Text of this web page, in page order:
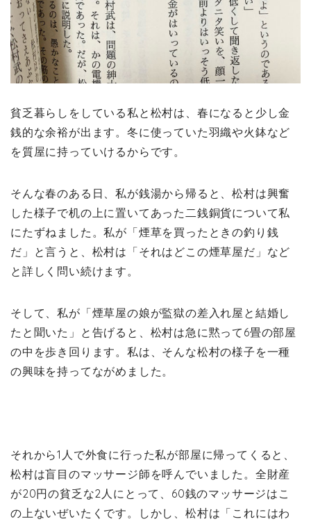
貧乏暮らしをしている私と松村は、春になると少し金
銭的な余裕が出ます。冬に使っていた羽織や火鉢など
を質屋に持っていけるからです。
そんな春のある日、私が銭湯から帰ると、松村は興奮
した様子で机の上に置いてあった二銭銅貨について私
にたずねました。私が「煙草を買ったときの釣り銭
だ」と言うと、松村は「それはどこの煙草屋だ」など
と詳しく問い続けます。
そして、私が「煙草屋の娘が監獄の差入れ屋と結婚し
たと聞いた」と告げると、松村は急に黙って6畳の部屋
の中を歩き回ります。私は、そんな松村の様子を一種
の興味を持ってながめました。
それから1人で外食に行った私が部屋に帰ってくると、
松村は盲目のマッサージ師を呼んでいました。全財産
が20円の貧乏な2人にとって、60銭のマッサージはこ
の上ないぜいたくです。しかし、松村は「これにはわ